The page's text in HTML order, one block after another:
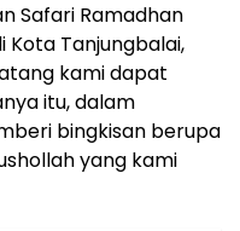
Safari Ramadhan
Tanjungbalai,
kami dapat
itu, dalam
bingkisan berupa
yang kami